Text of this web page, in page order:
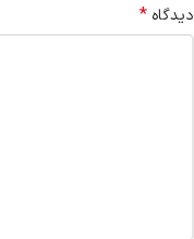
دیدگاه *